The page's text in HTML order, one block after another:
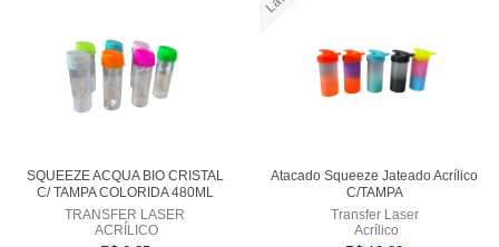
SQUEEZE ACQUA BIO CRISTAL
C/ TAMPA COLORIDA 480ML
TRANSFER LASER
ACRÍLICO
Atacado Squeeze Jateado Acrílico
C/TAMPA
Transfer Laser
Acrílico